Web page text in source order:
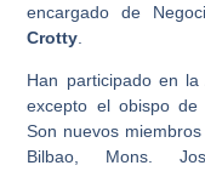
encargado de
Crotty
Han participado en
excepto el obispo de
Son nuevos
Bilbao, Mons.